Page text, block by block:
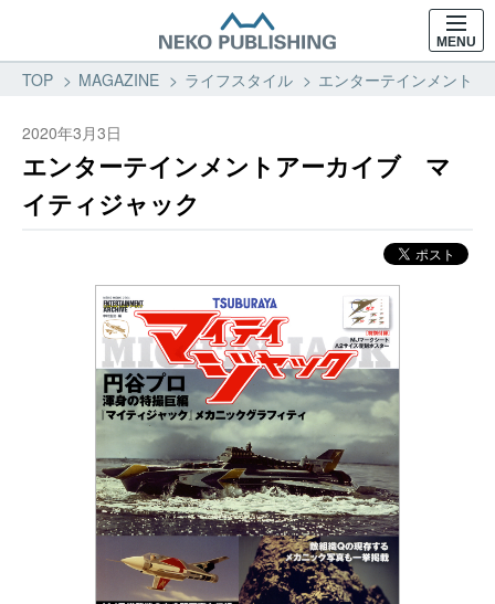
MENU
TOP MAGAZINE ライフスタイル エンターテインメント
2020年3月3日
エンターテインメントアーカイブ マ
イティジャック